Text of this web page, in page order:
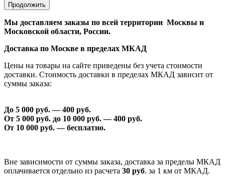
Продолжить
Мы доставляем заказы по всей территории Москвы и
Московской области, России.
Доставка по Москве в пределах МКАД
Цены на товары на сайте приведены без учета стоимости
доставки. Стоимость доставки в пределах МКАД зависит от
суммы заказа:
До 5 000 руб. —400 руб.
От 5 000 руб. до 10 000 руб. —400 руб.
От 10 000 руб. — бесплатно.
Вне зависимости от суммы заказа, доставка за пределы МКАД
оплачивается отдельно из расчета 30 руб. за 1 км от МКАД.